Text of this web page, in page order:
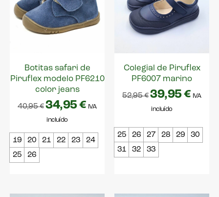
Botitas safari de
Piruflex modelo PF6210
color jeans
40,95€ 34,95€ IVA
incluído
19 20 21 22 23
24
25
26
Colegial de Piruflex
PF6007 marino
52,95€ 39,95€ IVA
incluído
25 26 27 28 29
30
31
32 33